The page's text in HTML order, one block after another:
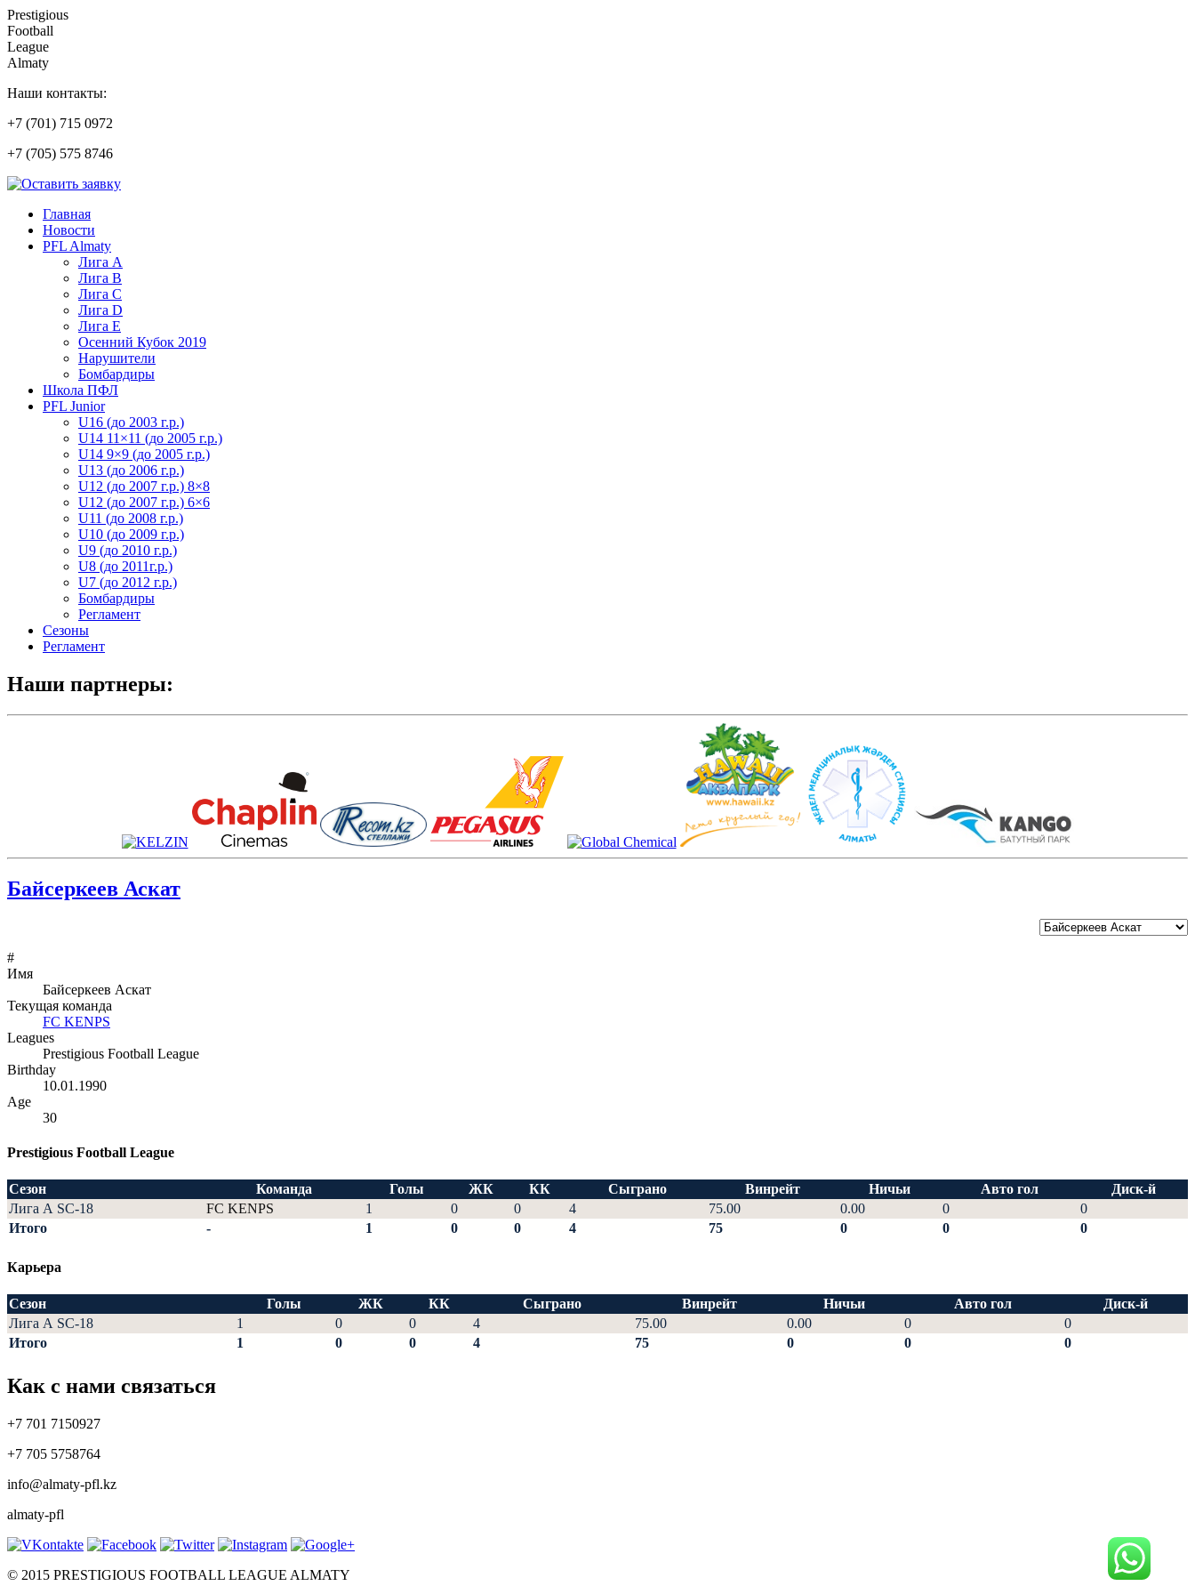
Prestigious
Football
League
Almaty
Наши контакты:
+7 (701) 715 0972
+7 (705) 575 8746
Главная
Новости
PFL Almaty
Лига A
Лига В
Лига С
Лига D
Лига Е
Осенний Кубок 2019
Нарушители
Бомбардиры
Школа ПФЛ
PFL Junior
U16 (до 2003 г.р.)
U14 11×11 (до 2005 г.р.)
U14 9×9 (до 2005 г.р.)
U13 (до 2006 г.р.)
U12 (до 2007 г.р.) 8×8
U12 (до 2007 г.р.) 6×6
U11 (до 2008 г.р.)
U10 (до 2009 г.р.)
U9 (до 2010 г.р.)
U8 (до 2011г.р.)
U7 (до 2012 г.р.)
Бомбардиры
Регламент
Сезоны
Регламент
Наши партнеры:
Байсеркеев Аскат
#
Имя
Байсеркеев Аскат
Текущая команда
FC KENPS
Leagues
Prestigious Football League
Birthday
10.01.1990
Age
30
Prestigious Football League
Сезон Команда Голы ЖК КК Сыграно Винрейт Ничьи Авто гол
Диск-й
Лига А SC-18
FC KENPS 1 0 0 4 75.00 0.00 0
0
Итого
- 1 0 0 4 75 0 0 0
Карьера
Сезон Голы ЖК КК Сыграно Винрейт Ничьи Авто гол
Диск-й
Лига А SC-18
1 0 0 4 75.00 0.00 0
0
Итого
1 0 0 4 75 0 0 0
Как с нами связаться
+7 701 7150927
+7 705 5758764
info@almaty-pfl.kz
almaty-pfl
© 2015 PRESTIGIOUS FOOTBALL LEAGUE ALMATY